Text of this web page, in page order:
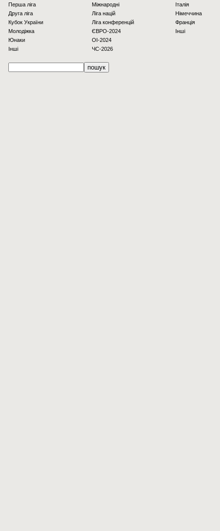
Перша ліга
Друга ліга
Кубок України
Молодіжка
Юнаки
Інші
Міжнародні
Ліга націй
Ліга конференцій
ЄВРО-2024
OI-2024
ЧС-2026
Італія
Німеччина
Франція
Інші